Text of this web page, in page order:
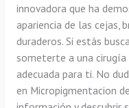
innovadora que ha
apariencia de las cejas,
duraderos. Si estás
someterte a una cirugía
adecuada para ti. No
en Micropigmentacion